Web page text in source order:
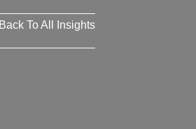
Back To All Insights